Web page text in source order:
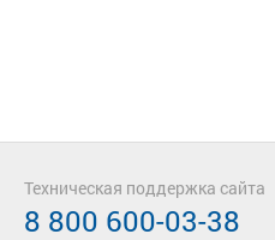
Техническая поддержка сайта
8 800 600-03-38